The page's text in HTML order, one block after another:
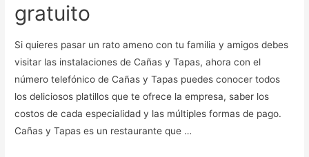
gratuito
Si quieres pasar un rato ameno con tu familia y amigos debes
visitar las instalaciones de Cañas y Tapas, ahora con el
número telefónico de Cañas y Tapas puedes conocer todos
los deliciosos platillos que te ofrece la empresa, saber los
costos de cada especialidad y las múltiples formas de pago.
Cañas y Tapas es un restaurante que …